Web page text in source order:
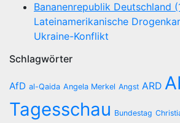
Bananenrepublik Deutschland
Lateinamerikanische
Ukraine-Konflikt
Schlagwörter
AfD al-Qaida Angela Merkel Angst ARD
Tagesschau Bundestag